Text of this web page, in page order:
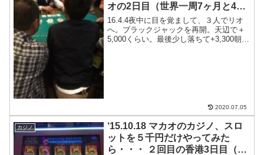
オの2日目（世界一周7ヶ月と4日
目）
16.4.4夜中に目を覚まして、３人でリオ
へ。ブラックジャックを再開。天辺で＋
5,000くらい。最後少し落ちて+3,300朝ご
2020.07.05
カジノ
‘15.10.18 マカオのカジノ、スロ
ットを５千円だけやってみた
ら・・・ ２回目の香港3日目（世